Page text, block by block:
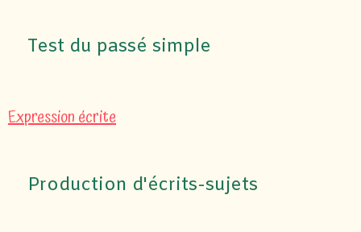
Test du passé simple
Expression écrite
Production d'écrits-sujets